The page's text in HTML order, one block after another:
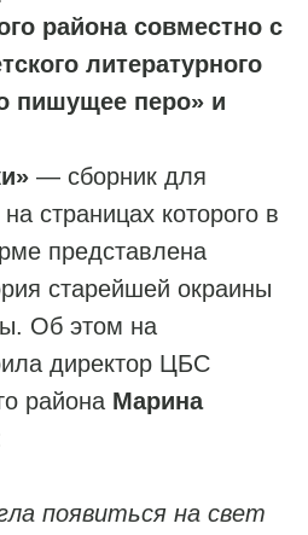
района совместно с
литературного
пишущее перо» и
— сборник для
страницах которого в
представлена
старейшей окраины
Об этом на
директор ЦБС
района Марина
появиться на свет